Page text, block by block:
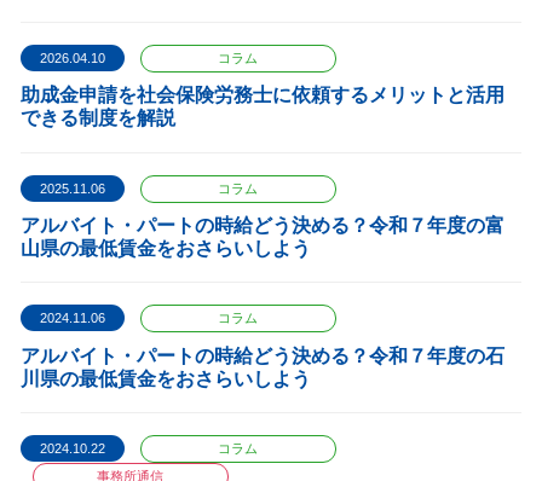
2026.04.10 コラム
助成金申請を社会保険労務士に依頼するメリットと活用
できる制度を解説
2025.11.06 コラム
アルバイト・パートの時給どう決める？令和７年度の富
山県の最低賃金をおさらいしよう
2024.11.06 コラム
アルバイト・パートの時給どう決める？令和７年度の石
川県の最低賃金をおさらいしよう
2024.10.22
コラム
事務所通信